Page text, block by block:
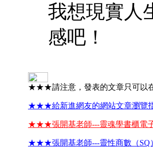
我想現實人
感吧！
★★★請注意，發表的文章只可以
★★★給新進網友的網站文章瀏
★★★張開基老師---靈魂學書櫃
★★★張開基老師---靈性商數（